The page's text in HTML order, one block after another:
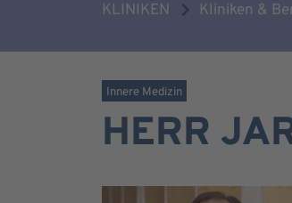
KLINIKEN Kliniken &
Innere Medizin
HERR